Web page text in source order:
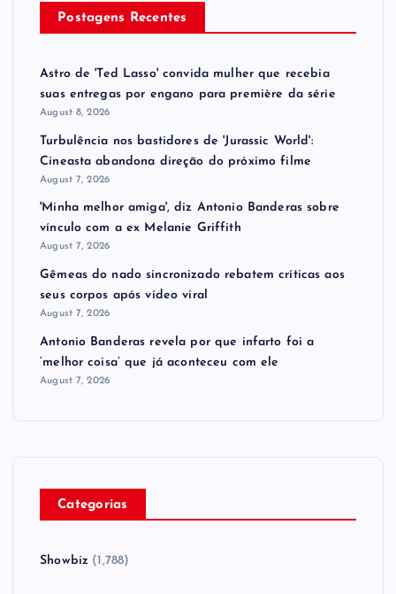
Postagens Recentes
Astro de 'Ted Lasso' convida mulher que recebia
suas entregas por engano para première da série
August 8, 2026
Turbulência nos bastidores de 'Jurassic World':
Cineasta abandona direção do próximo filme
August 7, 2026
'Minha melhor amiga', diz Antonio Banderas sobre
vínculo com a ex Melanie Griffith
August 7, 2026
Gêmeas do nado sincronizado rebatem críticas ​a​os
seus corpos após vídeo viral
August 7, 2026
Antonio Banderas revela por que infarto foi a
‘melhor coisa’ que já aconteceu com ele
August 7, 2026
Categorias
Showbiz (1,788)